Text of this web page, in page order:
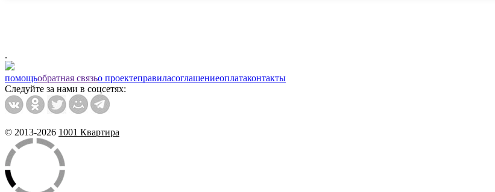
.
помощьобратная связьо проектеправиласоглашениеоплатаконтакты
Следуйте за нами в соцсетях:
© 2013-2026 1001 Квартира